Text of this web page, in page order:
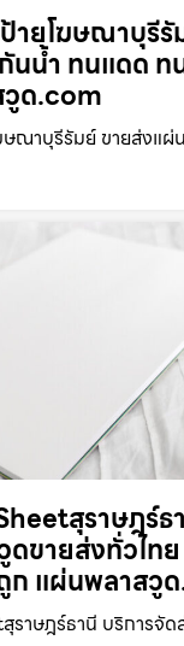
ายโฆษณาบุรีรั
น้ำ ทนแดด ท
ด.com
ณาบุรีรัมย์ ขายส่งแผ่น
สุราษฎร์ธ
ขายส่งทั่วไท
ก แผ่นพลาสวู
ราษฎร์ธานี บริการจัด